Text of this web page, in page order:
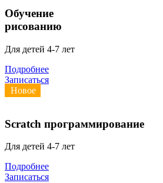
Обучение
рисованию
Для детей 4-7 лет
Подробнее
Записаться
Новое
Scratch программирование
Для детей 4-7 лет
Подробнее
Записаться